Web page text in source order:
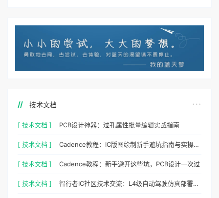
技术文档
[ 技术文档 ] PCB设计神器：过孔属性批量编辑实战指南
[ 技术文档 ] Cadence教程：IC版图绘制新手避坑指南与实操细节
[ 技术文档 ] Cadence教程：新手避开这些坑，PCB设计一次过
[ 技术文档 ] 智行者IC社区技术交流：L4级自动驾驶仿真部署实操指南